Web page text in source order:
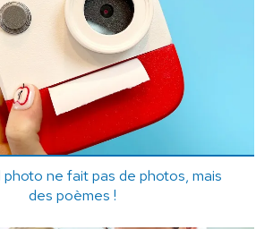
photo ne fait pas de photos, mais
des poèmes !